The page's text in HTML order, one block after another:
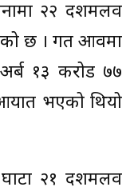
२२ दशमलव
छ । गत आवमा
१३ करोड ७७
भएको थियो
घाटा २१ दशमलव